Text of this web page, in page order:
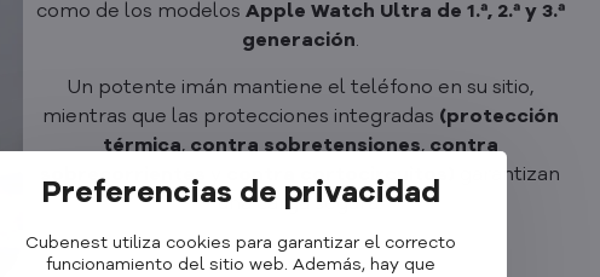
como de los modelos Apple Watch Ultra de 1.ª, 2.ª y 3.ª
generación.
Un potente imán mantiene el teléfono en su sitio,
mientras que las protecciones integradas (protección
térmica, contra sobretensiones, contra
sobrecorrientes
contra cortocircuitos)
garantizan
una carga segura.
Preferencias de privacidad
Cubenest utiliza cookies para garantizar el correcto
funcionamiento del sitio web. Además, hay que